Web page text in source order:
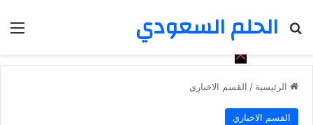
الحلم السعودي
بحث عن
الرئيسية / القسم الاخباري
القسم الاخباري